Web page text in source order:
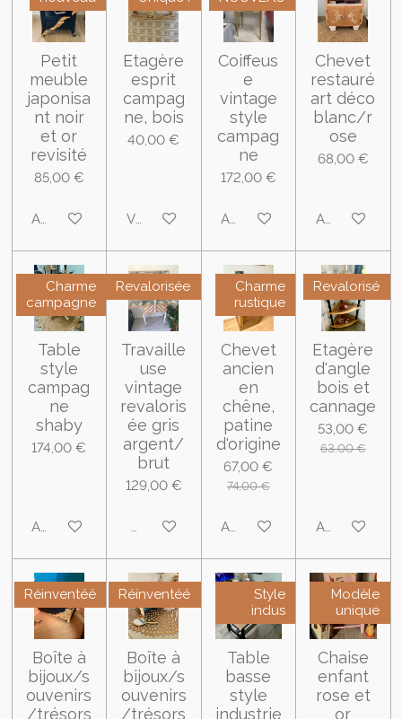
Petit
meuble
japonisa
nt noir
et or
revisité
85,00 €
Ajouter au panier
Etagère
esprit
campag
ne, bois
40,00 €
Voir les détails
Coiffeus
e
vintage
style
campag
ne
172,00 €
Ajouter au panier
Chevet
restauré
art déco
blanc/r
ose
68,00 €
Ajouter au
Charme
campagne
Table
style
campag
ne
shaby
174,00 €
Ajouter au panier
Revalorisée
Travaille
use
vintage
revaloris
ée gris
argent/
brut
129,00 €
M'avertir si disponible
Charme
rustique
Chevet
ancien
en
chêne,
patine
d'origine
67,00 €
74,00 €
Ajouter au panier
Revalorisé
Etagère
d'angle
bois et
cannage
53,00 €
63,00 €
Ajouter au
Réinventéé
Boîte à
bijoux/s
ouvenirs
/trésors
Réinventéé
Boîte à
bijoux/s
ouvenirs
/trésors
Style
indus
Table
basse
style
industrie
Modèle
unique
Chaise
enfant
rose et
or